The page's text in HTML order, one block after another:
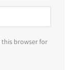
this browser for